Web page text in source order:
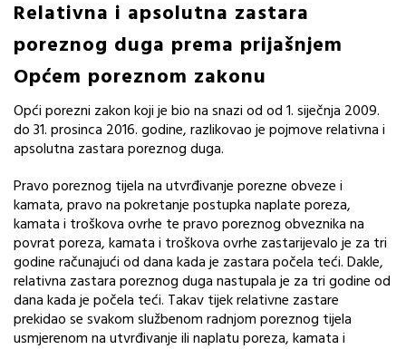
Relativna i apsolutna zastara
poreznog duga prema prijašnjem
Općem poreznom zakonu
Opći porezni zakon koji je bio na snazi od od 1. siječnja 2009.
do 31. prosinca 2016. godine, razlikovao je pojmove relativna i
apsolutna zastara poreznog duga.
Pravo poreznog tijela na utvrđivanje porezne obveze i
kamata, pravo na pokretanje postupka naplate poreza,
kamata i troškova ovrhe te pravo poreznog obveznika na
povrat poreza, kamata i troškova ovrhe zastarijevalo je za tri
godine računajući od dana kada je zastara počela teći. Dakle,
relativna zastara poreznog duga nastupala je za tri godine od
dana kada je počela teći. Takav tijek relativne zastare
prekidao se svakom službenom radnjom poreznog tijela
usmjerenom na utvrđivanje ili naplatu poreza, kamata i